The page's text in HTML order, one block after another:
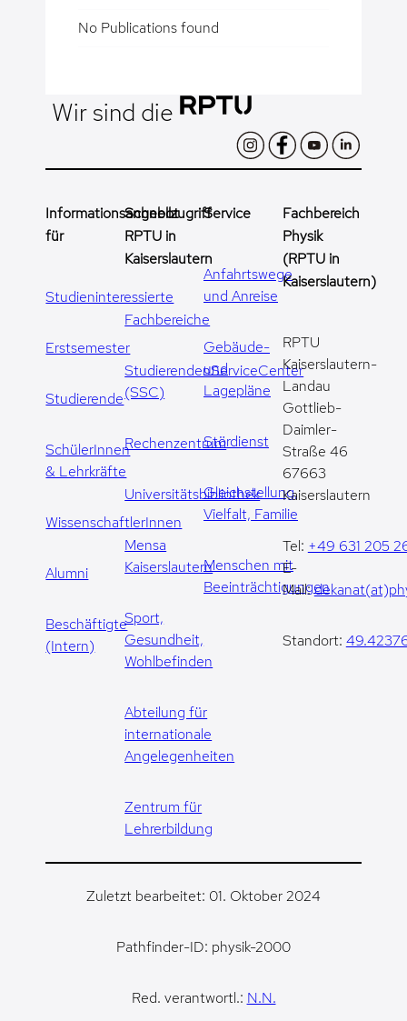
No Publications found
Wir sind die
Informationsangebot
für
Studieninteressierte
Erstsemester
Studierende
SchülerInnen
& Lehrkräfte
WissenschaftlerInnen
Alumni
Beschäftigte
(Intern)
Schnellzugriff
RPTU in
Kaiserslautern
Fachbereiche
StudierendenServiceCenter
(SSC)
Rechenzentrum
Universitätsbibliothek
Mensa
Kaiserslautern
Sport,
Gesundheit,
Wohlbefinden
Abteilung für
internationale
Angelegenheiten
Zentrum für
Lehrerbildung
Service
Anfahrtswege
und Anreise
Gebäude-
und
Lagepläne
Stördienst
Gleichstellung,
Vielfalt, Familie
Menschen mit
Beeinträchtigungen
Fachbereich
Physik
(RPTU in
Kaiserslautern)
RPTU
Kaiserslautern-
Landau
Gottlieb-
Daimler-
Straße 46
67663
Kaiserslautern
Tel: +49 631 205
E-
Mail:
Standort:
Zuletzt bearbeitet: 01. Oktober 2024
Pathfinder-ID: physik-2000
Red. verantwortl.: N.N.